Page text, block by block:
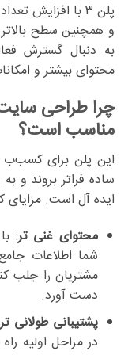
پلن ۳ با
و همچنین سطح
به دنبال گسترش
محتوای بیشتر و
مناسب است؟
این پلن برای
ساده فراتر بروند و
ایده آل است. مزایای
محتوای غنی تر
شما اطلاعات
مشتریان را جلب
دست آورد.
پشتیبانی طولانی تر
در مراحل اولیه